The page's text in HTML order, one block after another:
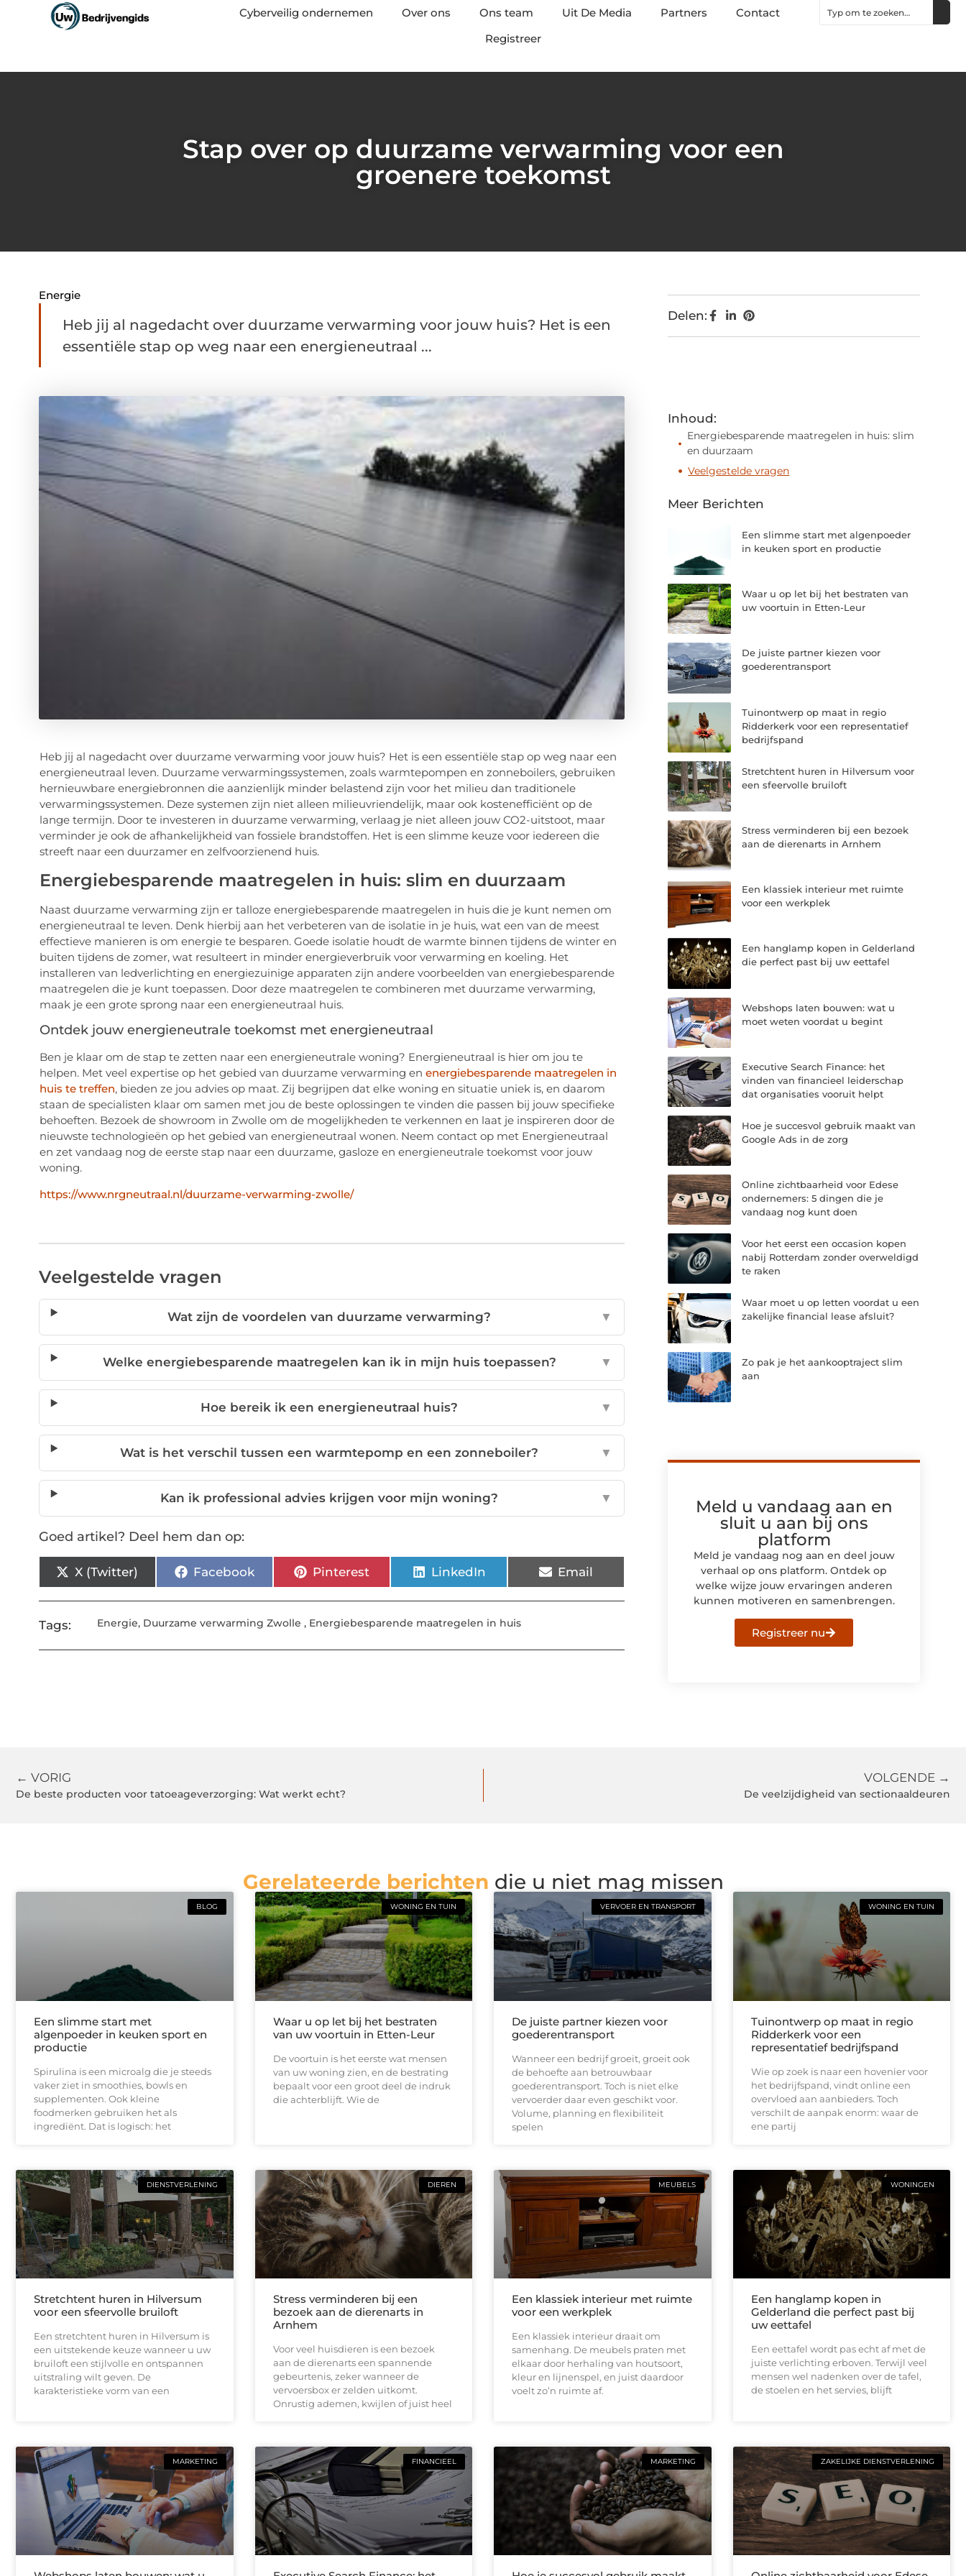
Cyberveilig ondernemen Over ons Ons team Uit De Media Partners
Contact
Registreer
Stap over op duurzame verwarming voor een
groenere toekomst
Energie
Heb jij al nagedacht over duurzame verwarming voor jouw huis? Het is een
essentiële stap op weg naar een energieneutraal ...
Heb jij al nagedacht over duurzame verwarming voor jouw huis? Het is een essentiële stap op weg naar een
energieneutraal leven. Duurzame verwarmingssystemen, zoals warmtepompen en zonneboilers, gebruiken
hernieuwbare energiebronnen die aanzienlijk minder belastend zijn voor het milieu dan traditionele
verwarmingssystemen. Deze systemen zijn niet alleen milieuvriendelijk, maar ook kostenefficiënt op de
lange termijn. Door te investeren in duurzame verwarming, verlaag je niet alleen jouw CO2-uitstoot, maar
verminder je ook de afhankelijkheid van fossiele brandstoffen. Het is een slimme keuze voor iedereen die
streeft naar een duurzamer en zelfvoorzienend huis.
Energiebesparende maatregelen in huis: slim en duurzaam
Naast duurzame verwarming zijn er talloze energiebesparende maatregelen in huis die je kunt nemen om
energieneutraal te leven. Denk hierbij aan het verbeteren van de isolatie in je huis, wat een van de meest
effectieve manieren is om energie te besparen. Goede isolatie houdt de warmte binnen tijdens de winter en
buiten tijdens de zomer, wat resulteert in minder energieverbruik voor verwarming en koeling. Het
installeren van ledverlichting en energiezuinige apparaten zijn andere voorbeelden van energiebesparende
maatregelen die je kunt toepassen. Door deze maatregelen te combineren met duurzame verwarming,
maak je een grote sprong naar een energieneutraal huis.
Ontdek jouw energieneutrale toekomst met energieneutraal
Ben je klaar om de stap te zetten naar een energieneutrale woning? Energieneutraal is hier om jou te
helpen. Met veel expertise op het gebied van duurzame verwarming en energiebesparende maatregelen in
huis te treffen, bieden ze jou advies op maat. Zij begrijpen dat elke woning en situatie uniek is, en daarom
staan de specialisten klaar om samen met jou de beste oplossingen te vinden die passen bij jouw specifieke
behoeften. Bezoek de showroom in Zwolle om de mogelijkheden te verkennen en laat je inspireren door de
nieuwste technologieën op het gebied van energieneutraal wonen. Neem contact op met Energieneutraal
en zet vandaag nog de eerste stap naar een duurzame, gasloze en energieneutrale toekomst voor jouw
woning.
https://www.nrgneutraal.nl/duurzame-verwarming-zwolle/
Veelgestelde vragen
Wat zijn de voordelen van duurzame verwarming? ▼
Welke energiebesparende maatregelen kan ik in mijn huis toepassen? ▼
Hoe bereik ik een energieneutraal huis? ▼
Wat is het verschil tussen een warmtepomp en een zonneboiler? ▼
Kan ik professional advies krijgen voor mijn woning? ▼
Goed artikel? Deel hem dan op:
X (Twitter) Facebook Pinterest LinkedIn Email
Tags: Energie, Duurzame verwarming Zwolle , Energiebesparende maatregelen in huis
Delen:
Inhoud:
Energiebesparende maatregelen in huis: slim
en duurzaam
Veelgestelde vragen
Meer Berichten
Een slimme start met algenpoeder
in keuken sport en productie
Waar u op let bij het bestraten van
uw voortuin in Etten-Leur
De juiste partner kiezen voor
goederentransport
Tuinontwerp op maat in regio
Ridderkerk voor een representatief
bedrijfspand
Stretchtent huren in Hilversum voor
een sfeervolle bruiloft
Stress verminderen bij een bezoek
aan de dierenarts in Arnhem
Een klassiek interieur met ruimte
voor een werkplek
Een hanglamp kopen in Gelderland
die perfect past bij uw eettafel
Webshops laten bouwen: wat u
moet weten voordat u begint
Executive Search Finance: het
vinden van financieel leiderschap
dat organisaties vooruit helpt
Hoe je succesvol gebruik maakt van
Google Ads in de zorg
Online zichtbaarheid voor Edese
ondernemers: 5 dingen die je
vandaag nog kunt doen
Voor het eerst een occasion kopen
nabij Rotterdam zonder overweldigd
te raken
Waar moet u op letten voordat u een
zakelijke financial lease afsluit?
Zo pak je het aankooptraject slim
aan
Meld u vandaag aan en
sluit u aan bij ons
platform
Meld je vandaag nog aan en deel jouw
verhaal op ons platform. Ontdek op
welke wijze jouw ervaringen anderen
kunnen motiveren en samenbrengen.
Registreer nu
← VORIG
De beste producten voor tatoeageverzorging: Wat werkt echt?
VOLGENDE →
De veelzijdigheid van sectionaaldeuren
Gerelateerde berichten die u niet mag missen
BLOG
Een slimme start met
algenpoeder in keuken sport en
productie
Spirulina is een microalg die je steeds
vaker ziet in smoothies, bowls en
supplementen. Ook kleine
foodmerken gebruiken het als
ingrediënt. Dat is logisch: het
WONING EN TUIN
Waar u op let bij het bestraten
van uw voortuin in Etten-Leur
De voortuin is het eerste wat mensen
van uw woning zien, en de bestrating
bepaalt voor een groot deel de indruk
die achterblijft. Wie de
VERVOER EN TRANSPORT
De juiste partner kiezen voor
goederentransport
Wanneer een bedrijf groeit, groeit ook
de behoefte aan betrouwbaar
goederentransport. Toch is niet elke
vervoerder daar even geschikt voor.
Volume, planning en flexibiliteit
spelen
WONING EN TUIN
Tuinontwerp op maat in regio
Ridderkerk voor een
representatief bedrijfspand
Wie op zoek is naar een hovenier voor
het bedrijfspand, vindt online een
overvloed aan aanbieders. Toch
verschilt de aanpak enorm: waar de
ene partij
DIENSTVERLENING
Stretchtent huren in Hilversum
voor een sfeervolle bruiloft
Een stretchtent huren in Hilversum is
een uitstekende keuze wanneer u uw
bruiloft een stijlvolle en ontspannen
uitstraling wilt geven. De
karakteristieke vorm van een
DIEREN
Stress verminderen bij een
bezoek aan de dierenarts in
Arnhem
Voor veel huisdieren is een bezoek
aan de dierenarts een spannende
gebeurtenis, zeker wanneer de
vervoersbox er zelden uitkomt.
Onrustig ademen, kwijlen of juist heel
MEUBELS
Een klassiek interieur met ruimte
voor een werkplek
Een klassiek interieur draait om
samenhang. De meubels praten met
elkaar door herhaling van houtsoort,
kleur en lijnenspel, en juist daardoor
voelt zo’n ruimte af.
WONINGEN
Een hanglamp kopen in
Gelderland die perfect past bij
uw eettafel
Een eettafel wordt pas echt af met de
juiste verlichting erboven. Terwijl veel
mensen wel nadenken over de tafel,
de stoelen en het servies, blijft
MARKETING FINANCIEEL MARKETING ZAKELIJKE DIENSTVERLENING